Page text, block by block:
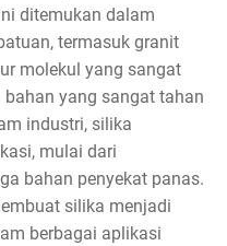
ditemukan dalam
termasuk granit
molekul yang sangat
yang sangat tahan
industri, silika
mulai dari
bahan penyekat panas.
silika menjadi
berbagai aplikasi